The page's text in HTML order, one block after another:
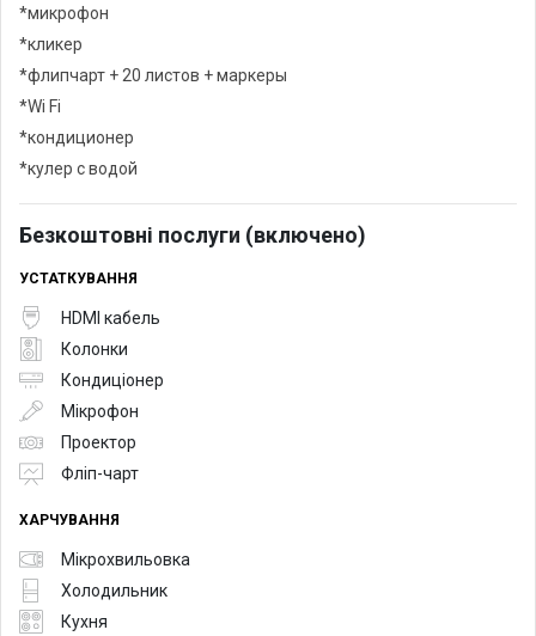
*микрофон
*кликер
*флипчарт + 20 листов + маркеры
*Wi Fi
*кондиционер
*кулер с водой
Безкоштовні послуги (включено)
УСТАТКУВАННЯ
HDMI кабель
Колонки
Кондиціонер
Мікрофон
Проектор
Фліп-чарт
ХАРЧУВАННЯ
Мікрохвильовка
Холодильник
Кухня